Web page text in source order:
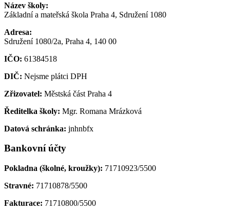
Název školy:
Základní a mateřská škola Praha 4, Sdružení 1080
Adresa:
Sdružení 1080/2a, Praha 4, 140 00
IČO: 61384518
DIČ: Nejsme plátci DPH
Zřizovatel: Městská část Praha 4
Ředitelka školy: Mgr. Romana Mrázková
Datová schránka: jnhnbfx
Bankovní účty
Pokladna (školné, kroužky): 71710923/5500
Stravné: 71710878/5500
Fakturace: 71710800/5500